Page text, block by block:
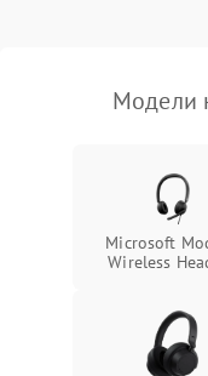
Модели
Microsoft
Wireless